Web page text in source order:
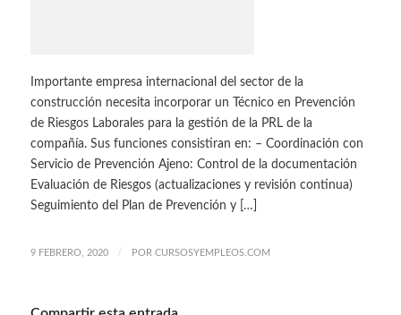
Importante empresa internacional del sector de la
construcción necesita incorporar un Técnico en Prevención
de Riesgos Laborales para la gestión de la PRL de la
compañía. Sus funciones consistiran en: – Coordinación con
Servicio de Prevención Ajeno: Control de la documentación
Evaluación de Riesgos (actualizaciones y revisión continua)
Seguimiento del Plan de Prevención y […]
9 FEBRERO, 2020 / POR CURSOSYEMPLEOS.COM